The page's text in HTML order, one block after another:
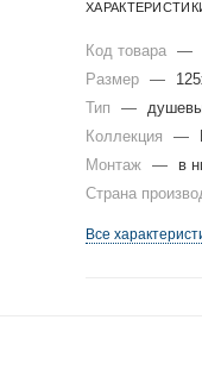
Код товара —
Размер —
Тип
—
Коллекция
—
Монтаж —
в
Страна
Все